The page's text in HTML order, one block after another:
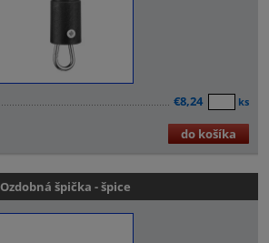
€8,24 ks
do košíka
Ozdobná špička - špice